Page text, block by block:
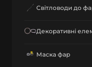
Світловоди до
Декоративні
Маска фар